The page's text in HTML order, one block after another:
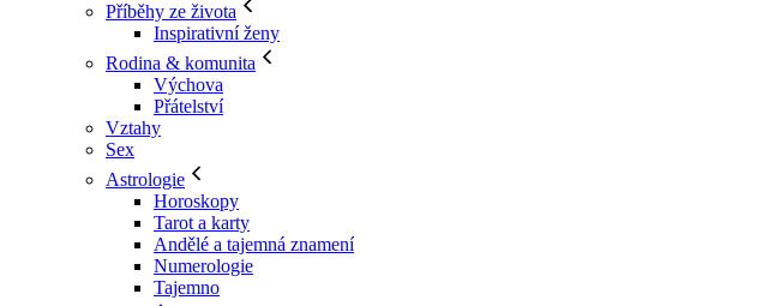
Příběhy ze života
Inspirativní ženy
Rodina & komunita
Výchova
Přátelství
Vztahy
Sex
Astrologie
Horoskopy
Tarot a karty
Andělé a tajemná znamení
Numerologie
Tajemno